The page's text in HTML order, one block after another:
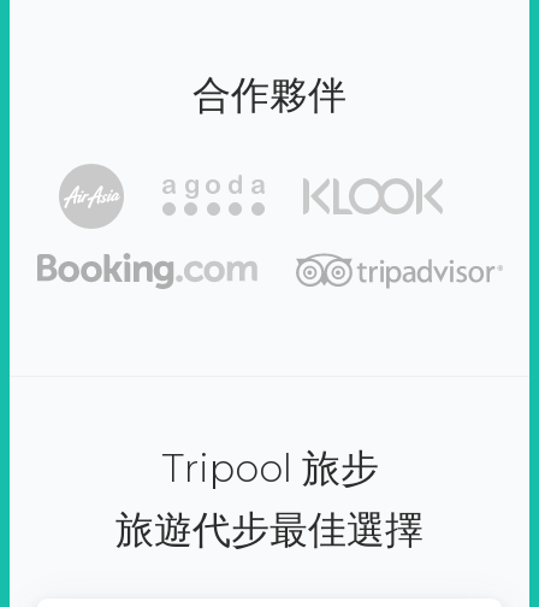
合作夥伴
Tripool 旅步
旅遊代步最佳選擇